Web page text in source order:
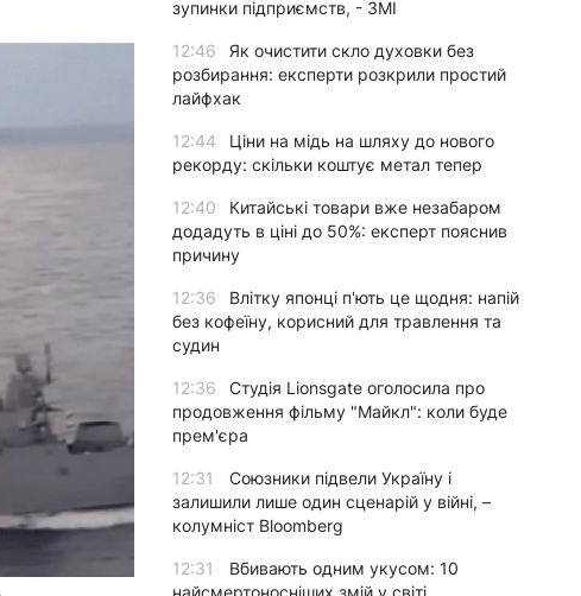
зупинки підприємств, - ЗМІ
12:46
Як очистити скло духовки без
розбирання: експерти розкрили простий
лайфхак
12:44
Ціни на мідь на шляху до нового
рекорду: скільки коштує метал тепер
12:40
Китайські товари вже незабаром
додадуть в ціні до 50%: експерт пояснив
причину
12:36
Влітку японці п'ють це щодня: напій
без кофеїну, корисний для травлення та
судин
12:36
Студія Lionsgate оголосила про
продовження фільму "Майкл": коли буде
прем'єра
12:31
Союзники підвели Україну і
залишили лише один сценарій у війні, –
колумніст Bloomberg
12:31
Вбивають одним укусом: 10
найсмертоносніших змій у світі